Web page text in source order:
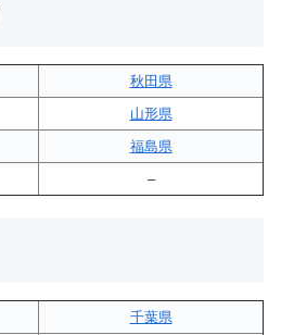
秋田県
山形県
福島県
–
千葉県